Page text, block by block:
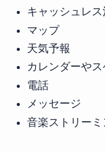
キャッシュレス
マップ
天気予報
カレンダーや
電話
メッセージ
音楽ストリ